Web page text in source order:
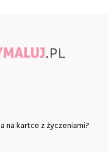
na kartce z życzeniami?